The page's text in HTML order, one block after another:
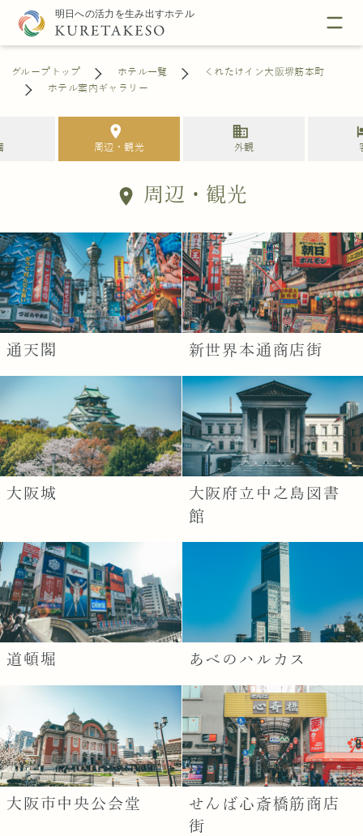
グループトップ ホテル一覧
くれたけイン大阪堺筋本町
ホテル案内ギャラリー
location_on
周辺・観光
business
外観
location_on 周辺・観光
通天閣 新世界本通商店街
大阪城
大阪府立中之島図書
館
道頓堀 あべのハルカス
大阪市中央公会堂
せんば心斎橋筋商店
街